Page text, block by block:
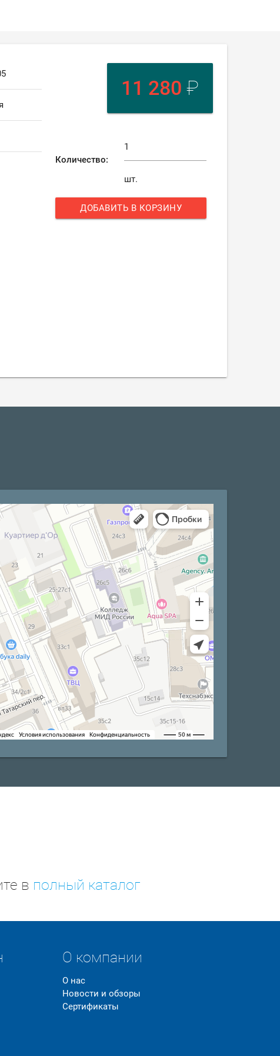
11 280 ₽
Количество:
шт.
ДОБАВИТЬ В КОРЗИНУ
в полный каталог
О компании
О нас
Новости и обзоры
Сертификаты